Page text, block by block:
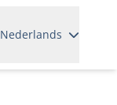
Nederlands